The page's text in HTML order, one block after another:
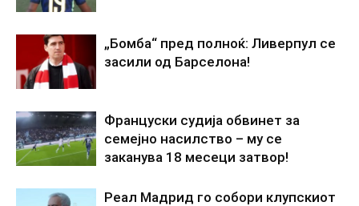
„Бомба“ пред полноќ: Ливерпул се
засили од Барселона!
Француски судија обвинет за
семејно насилство – му се
заканува 18 месеци затвор!
Реал Мадрид го собори клупскиот